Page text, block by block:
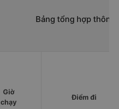
Bảng tổng hợp thông
Giờ
chạy
Điểm đi